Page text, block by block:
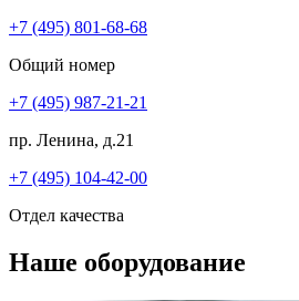
+7 (495) 801-68-68
Общий номер
+7 (495) 987-21-21
пр. Ленина, д.21
+7 (495) 104-42-00
Отдел качества
Наше оборудование